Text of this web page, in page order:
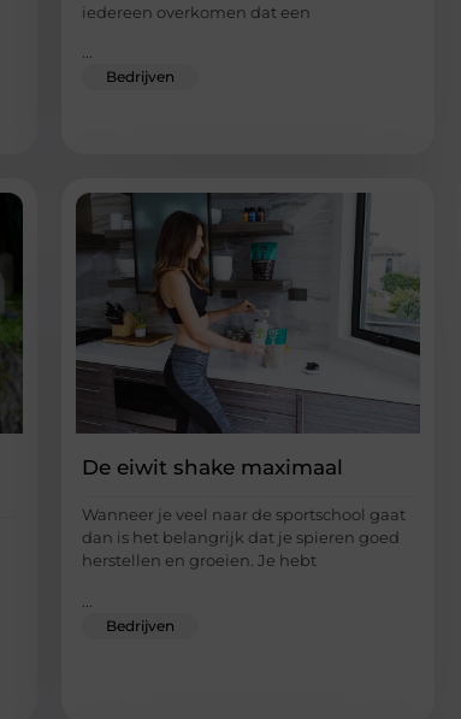
iedereen overkomen dat een
...
Bedrijven
De eiwit shake maximaal
Wanneer je veel naar de sportschool gaat
dan is het belangrijk dat je spieren goed
herstellen en groeien. Je hebt
Bedrijven